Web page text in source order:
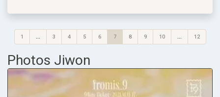
1 ... 3 4 5 6 7 8 9 10 ... 12
Photos Jiwon